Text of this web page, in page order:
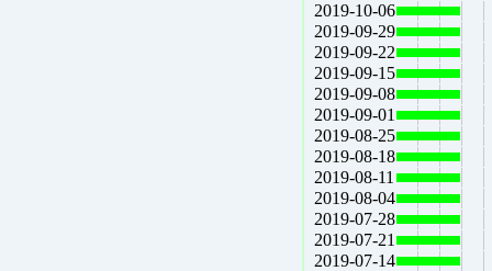
2019-10-06
2019-09-29
2019-09-22
2019-09-15
2019-09-08
2019-09-01
2019-08-25
2019-08-18
2019-08-11
2019-08-04
2019-07-28
2019-07-21
2019-07-14